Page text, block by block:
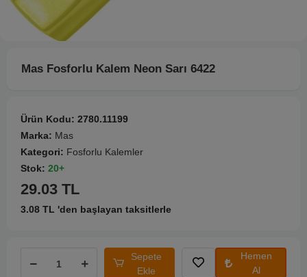
Mas Fosforlu Kalem Neon Sarı 6422
Ürün Kodu: 2780.11199
Marka: Mas
Kategori: Fosforlu Kalemler
Stok: 20+
29.03 TL
3.08 TL 'den başlayan taksitlerle
Sepete
Ekle
Hemen
Al